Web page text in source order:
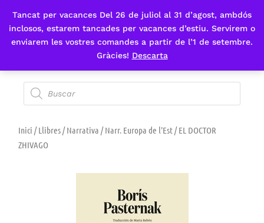
Tancat per vacances Del 26 de juliol al 31 d’agost, ambdós
inclosos, estarem tancades per vacances d’estiu. Servirem o
enviarem les vostres comandes a partir de l’1 de setembre.
Gràcies! Descarta
Fes-te'n sòcia
Inici /Llibres/Narrativa /Narr. Europa de l'Est/ EL DOCTOR
ZHIVAGO